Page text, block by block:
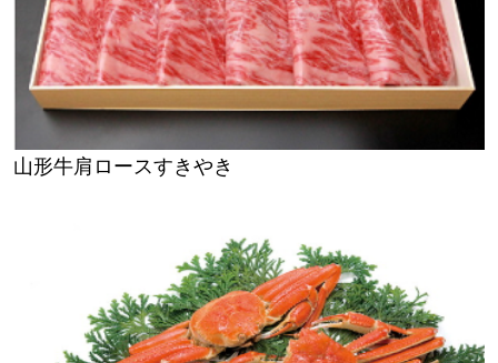
山形牛肩ロースすきやき